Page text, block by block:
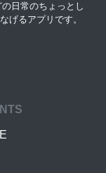
日常のちょっとし
げるアプリです。